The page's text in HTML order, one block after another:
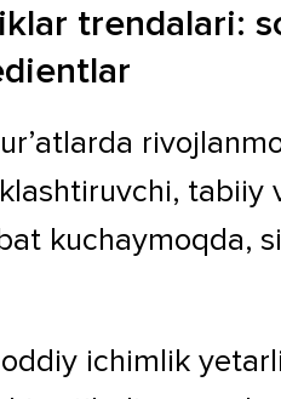
trendalari:
tabiiy
kuchaymoqda,
ichimlik